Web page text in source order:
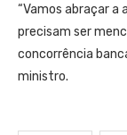
“Vamos abraçar a
precisam ser
concorrência
ministro.